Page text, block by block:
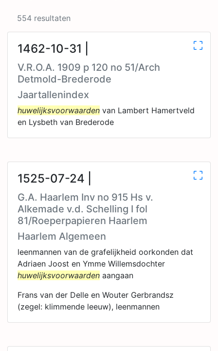
554 resultaten
1462-10-31 |
V.R.O.A. 1909 p 120 no 51/Arch
Detmold-Brederode
Jaartallenindex
huwelijksvoorwaarden van Lambert Hamertveld
en Lysbeth van Brederode
1525-07-24 |
G.A. Haarlem Inv no 915 Hs v.
Alkemade v.d. Schelling I fol
81/Roeperpapieren Haarlem
Haarlem Algemeen
leenmannen van de grafelijkheid oorkonden dat
Adriaen Joost en Ymme Willemsdochter
huwelijksvoorwaarden aangaan
Frans van der Delle en Wouter Gerbrandsz
(zegel: klimmende leeuw), leenmannen